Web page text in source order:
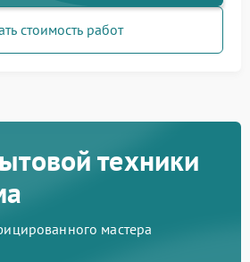
стоимость работ
техники
мастера